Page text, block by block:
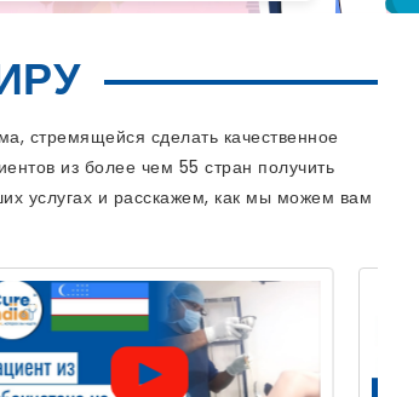
стремящейся сделать качественное
из более чем 55 стран получить
услугах и расскажем, как мы можем вам